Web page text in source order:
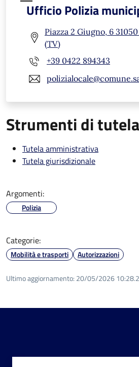
Ufficio Polizia
Piazza 2 Giugno, 6
(TV)
+39 0422 894343
Strumenti di tutela
Tutela amministrativa
Tutela giurisdizionale
Argomenti:
Polizia
Categorie:
Mobilità e trasporti Autorizzazioni
Ultimo aggiornamento: 20/05/2026